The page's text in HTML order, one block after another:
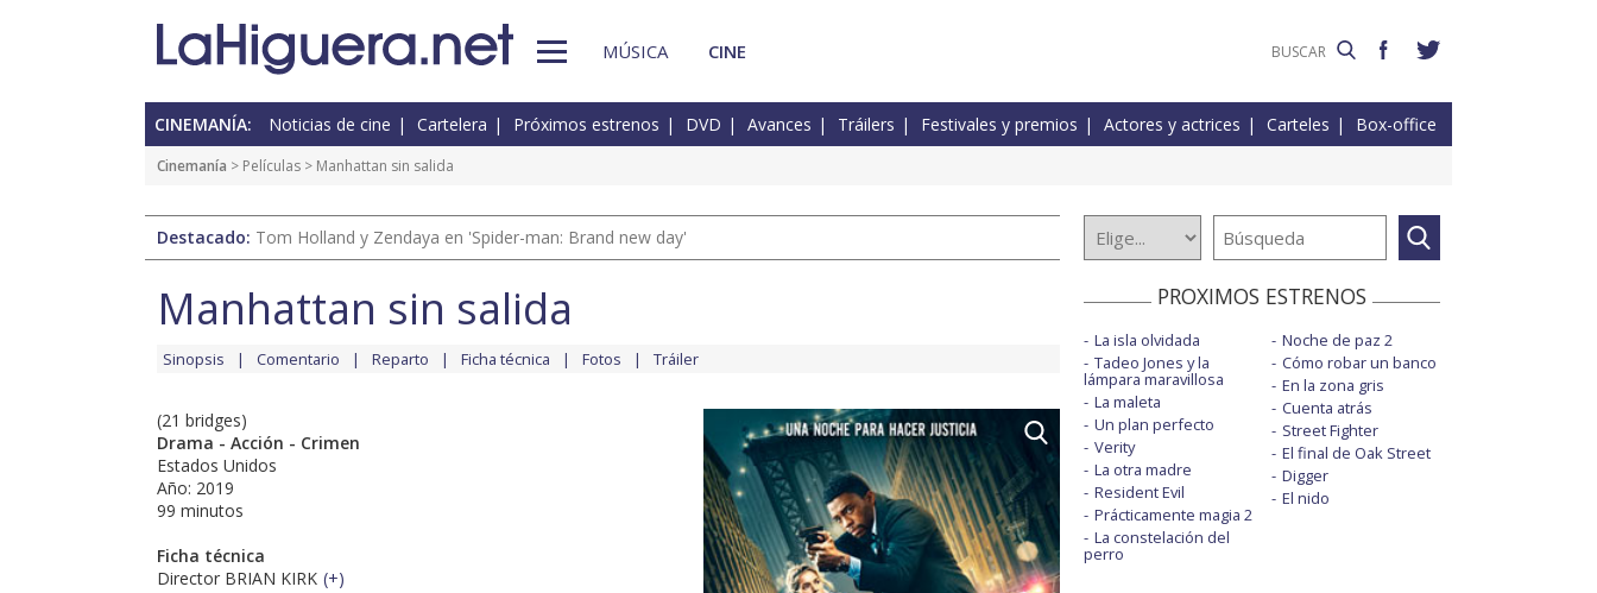
MÚSICA CINE
CINEMANÍA: Noticias de cine Cartelera Próximos estrenos DVD Avances Tráilers Festivales y premios Actores y actrices Carteles Box-office
Cinemanía > Películas > Manhattan sin salida
Destacado: Tom Holland y Zendaya en 'Spider-man: Brand new day'
Manhattan sin salida
Sinopsis Comentario Reparto Ficha técnica Fotos Tráiler
(21 bridges)
Drama - Acción - Crimen
Estados Unidos
Año: 2019
99 minutos
Ficha técnica
Director BRIAN KIRK (+)
PROXIMOS ESTRENOS
La isla olvidada
Tadeo Jones y la
lámpara maravillosa
La maleta
Un plan perfecto
Verity
La otra madre
Resident Evil
Prácticamente magia 2
La constelación del
perro
Noche de paz 2
Cómo robar un banco
En la zona gris
Cuenta atrás
Street Fighter
El final de Oak Street
Digger
El nido